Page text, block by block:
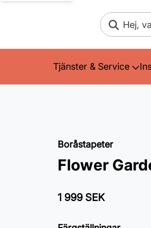
Sök
Tjänster & Service
Boråstapeter
Flower
1 999 SEK